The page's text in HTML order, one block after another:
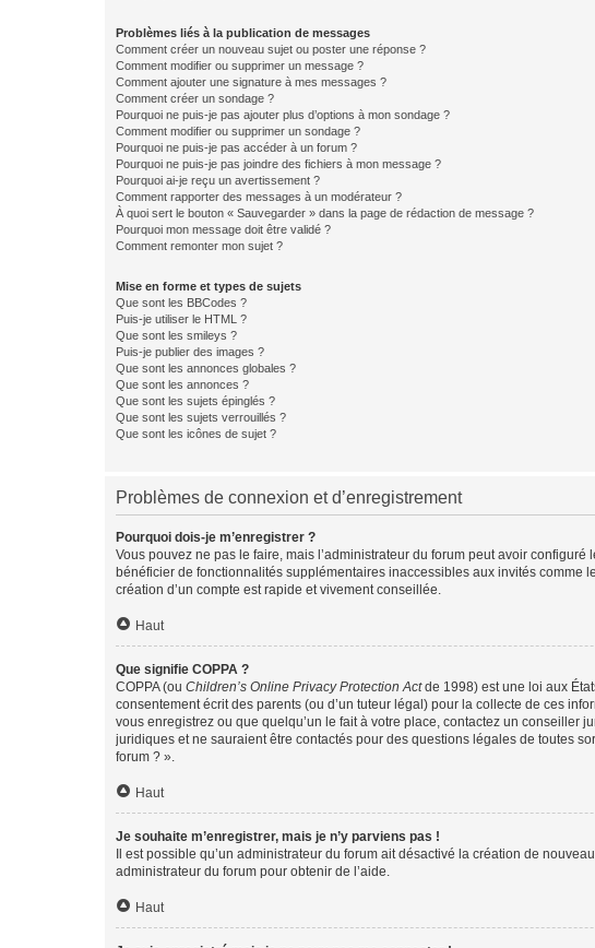
Problèmes liés à la publication de messages
Comment créer un nouveau sujet ou poster une réponse ?
Comment modifier ou supprimer un message ?
Comment ajouter une signature à mes messages ?
Comment créer un sondage ?
Pourquoi ne puis-je pas ajouter plus d’options à mon sondage ?
Comment modifier ou supprimer un sondage ?
Pourquoi ne puis-je pas accéder à un forum ?
Pourquoi ne puis-je pas joindre des fichiers à mon message ?
Pourquoi ai-je reçu un avertissement ?
Comment rapporter des messages à un modérateur ?
À quoi sert le bouton « Sauvegarder » dans la page de rédaction de message ?
Pourquoi mon message doit être validé ?
Comment remonter mon sujet ?
Mise en forme et types de sujets
Que sont les BBCodes ?
Puis-je utiliser le HTML ?
Que sont les smileys ?
Puis-je publier des images ?
Que sont les annonces globales ?
Que sont les annonces ?
Que sont les sujets épinglés ?
Que sont les sujets verrouillés ?
Que sont les icônes de sujet ?
Problèmes de connexion et d’enregistrement
Pourquoi dois-je m’enregistrer ?
Vous pouvez ne pas le faire, mais l’administrateur du forum peut avoir
bénéficier de fonctionnalités supplémentaires inaccessibles aux invités comme
création d’un compte est rapide et vivement conseillée.
Haut
Que signifie COPPA ?
COPPA (ou Children’s Online Privacy Protection Actde 1998) est une loi aux
consentement écrit des parents (ou d’un tuteur légal) pour la collecte de ces
vous enregistrez ou que quelqu’un le fait à votre place, contactez un
juridiques et ne sauraient être contactés pour des questions légales de toutes
forum ? ».
Haut
Je souhaite m’enregistrer, mais je n’y parviens pas !
Il est possible qu’un administrateur du forum ait désactivé la création de
administrateur du forum pour obtenir de l’aide.
Haut